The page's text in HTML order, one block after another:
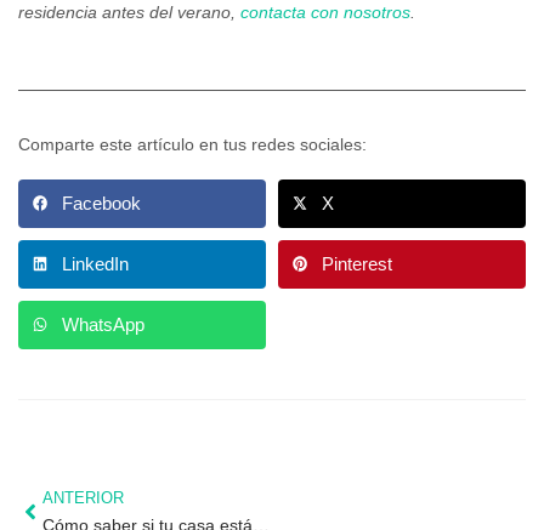
residencia antes del verano, contacta con nosotros
Comparte este artículo en tus redes sociales:
Facebook X
LinkedIn Pinterest
WhatsApp
ANTERIOR